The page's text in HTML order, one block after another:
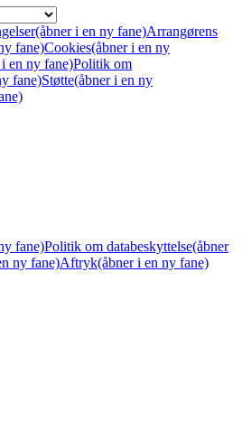
(åbner i en ny fane)Arrangørens
fane)Cookies(åbner i en ny
en ny fane)Politik om
fane)Støtte(åbner i en ny
fane)Politik om databeskyttelse(åbner
ny fane)Aftryk(åbner i en ny fane)